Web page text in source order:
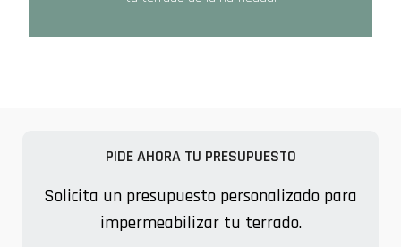
PIDE AHORA TU PRESUPUESTO
Solicita un presupuesto personalizado para
impermeabilizar tu terrado.